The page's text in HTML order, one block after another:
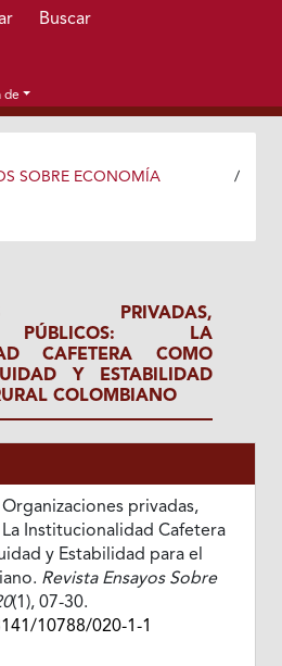
principal
Buscar
de
SOBRE ECONOMÍA
/
PRIVADAS,
PÚBLICOS: LA
CAFETERA COMO
Y ESTABILIDAD
COLOMBIANO
Organizaciones privadas,
Institucionalidad Cafetera
y Estabilidad para el
Revista Ensayos Sobre
(1), 07-30.
10788/020-1-1